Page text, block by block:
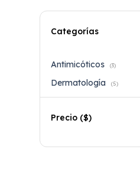
Categorías
Antimicóticos (3)
Dermatología (5)
Precio ($)